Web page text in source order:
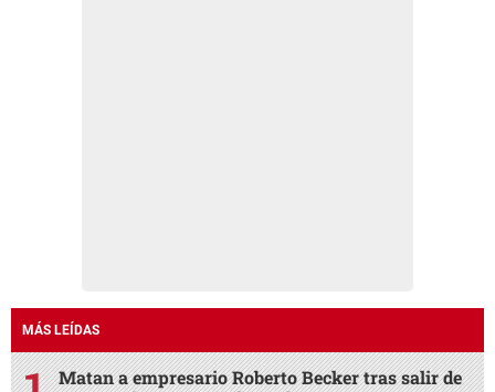
MÁS LEÍDAS
Matan a empresario Roberto Becker tras salir de